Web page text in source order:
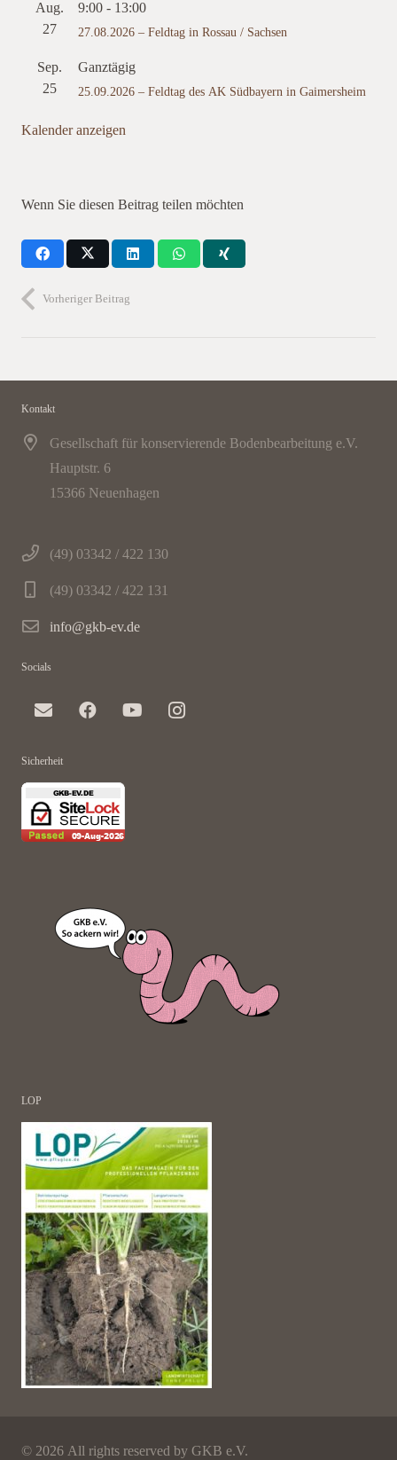
Aug.
27
9:00- 13:00
27.08.2026 – Feldtag in Rossau / Sachsen
Sep.
25
Ganztägig
25.09.2026 – Feldtag des AK Südbayern in Gaimersheim
Kalender anzeigen
Wenn Sie diesen Beitrag teilen möchten
Vorheriger Beitrag
Kontakt
Gesellschaft für konservierende Bodenbearbeitung e.V.
Hauptstr. 6
15366 Neuenhagen
(49) 03342 / 422 130
(49) 03342 / 422 131
info@gkb-ev.de
Socials
Sicherheit
LOP
©2026 All rights reserved by GKB e.V.